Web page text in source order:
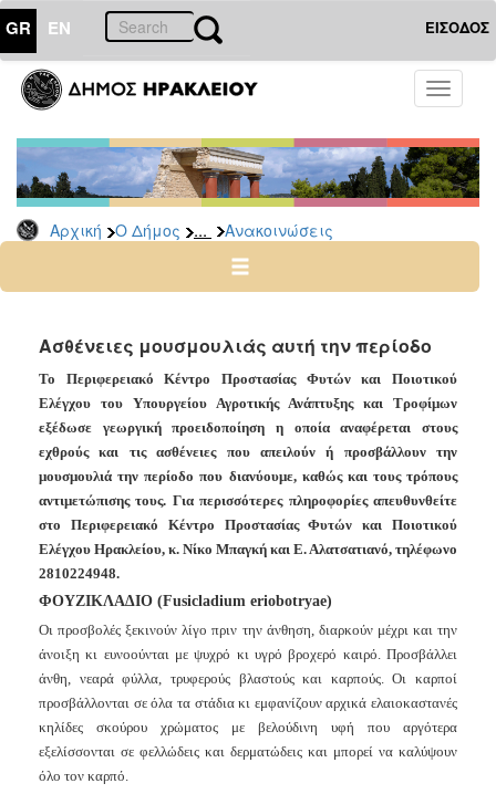
GR EN ΕΙΣΟΔΟΣ
Toggle
Αρχική Ο Δήμος ... Ανακοινώσεις
ΔΗΜΟΣ
Υπηρεσίες
Φορείς
Δημοτικές
Υπηρεσίες
Ηλεκτρονική
Σχολικές
Επιτροπές
Αγροτική
Ανάπτυξη
Ανακοινώσεις
Προγράμματα
Προσχολική
Αγωγή
Κοιμητήρια
Κέντρο
Οικογένειας
Ασθένειες μουσμουλιάς αυτή την περίοδο
Το Περιφερειακό Κέντρο Προστασίας Φυτών και Ποιοτικού
Ελέγχου του Υπουργείου Αγροτικής Ανάπτυξης και Τροφίμων
εξέδωσε γεωργική προειδοποίηση η οποία αναφέρεται στους
εχθρούς και τις ασθένειες που απειλούν ή προσβάλλουν την
μουσμουλιά την περίοδο που διανύουμε, καθώς και τους τρόπους
αντιμετώπισης τους. Για περισσότερες πληροφορίες απευθυνθείτε
στο Περιφερειακό Κέντρο Προστασίας Φυτών και Ποιοτικού
Ελέγχου Ηρακλείου, κ. Νίκο Μπαγκή και Ε. Αλατσατιανό, τηλέφωνο
2810224948.
ΦΟΥΖΙΚΛΑ∆ΙΟ (Fusicladium eriobotryae)
Οι προσβολές ξεκινούν λίγο πριν την άνθηση, διαρκούν μέχρι και την
άνοιξη κι ευνοούνται με ψυχρό κι υγρό βροχερό καιρό. Προσβάλλει
άνθη, νεαρά φύλλα, τρυφερούς βλαστούς και καρπούς. Οι καρποί
προσβάλλονται σε όλα τα στάδια κι εμφανίζουν αρχικά ελαιοκαστανές
κηλίδες σκούρου χρώματος με βελούδινη υφή που αργότερα
εξελίσσονται σε φελλώδεις και δερματώδεις και μπορεί να καλύψουν
όλο τον καρπό.